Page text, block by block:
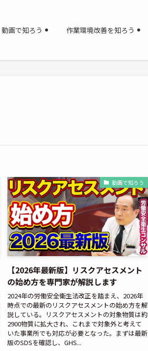
動画で知ろう 作業環境改善を知ろう
動画で知ろう
【2026年最新版】リスクアセスメント
の始め方を専門家が解説します
2024年の労働安全衛生法改正を踏まえ、2026年
時点での最新のリスクアセスメントの始め方を解
説している。リスクアセスメントの対象物質は約
2900物質に拡大され、これまで対象外と考えて
いた事業所でも対応が必要となった。まずは最新
版のSDSを確認し、GHS...